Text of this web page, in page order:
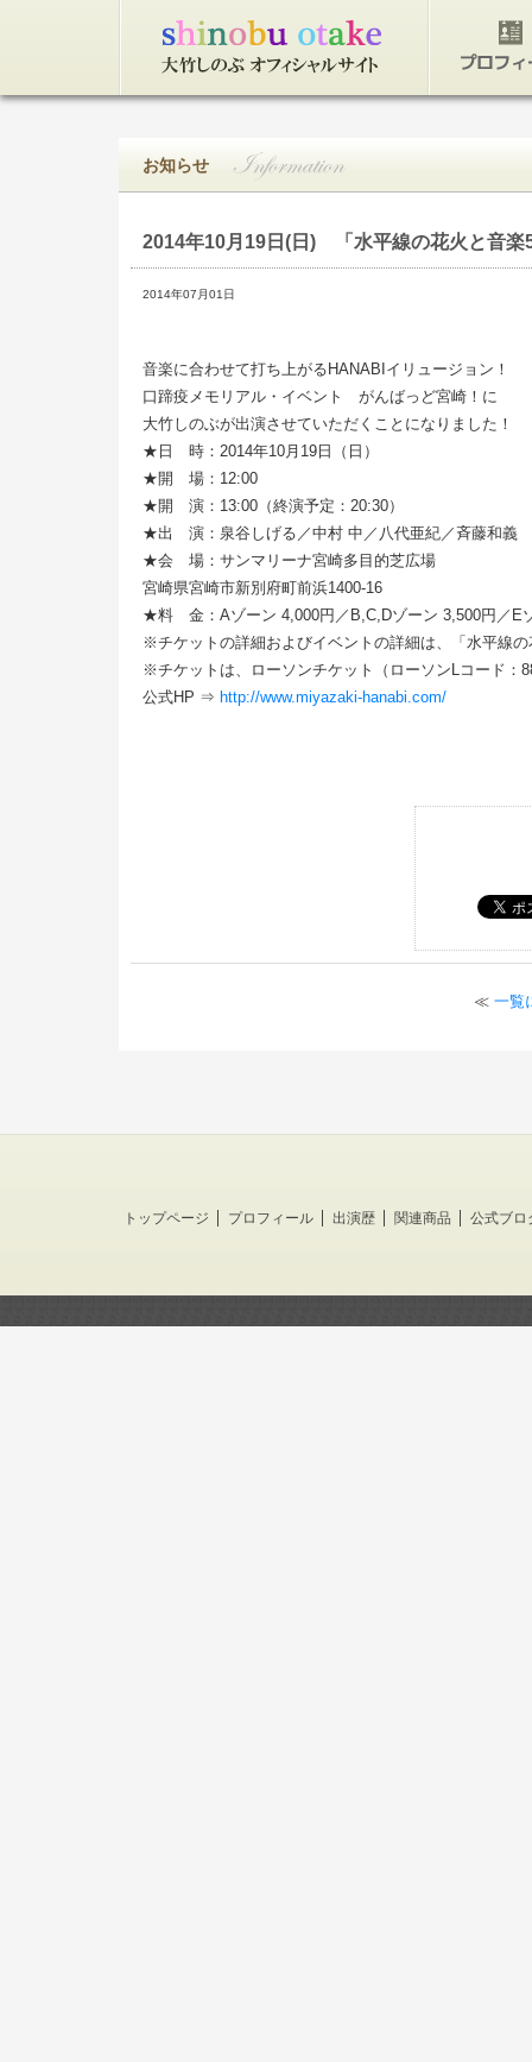
お知らせ
2014年10月19日(日) 「水平線の花火と音楽
2014年07月01日
音楽に合わせて打ち上がるHANABIイリュージョン！
口蹄疫メモリアル・イベント がんばっど宮崎！に
大竹しのぶが出演させていただくことになりました！
★日 時：2014年10月19日（日）
★開 場：12:00
★開 演：13:00（終演予定：20:30）
★出 演：泉谷しげる／中村 中／八代亜紀／斉藤和義
★会 場：サンマリーナ宮崎多目的芝広場
宮崎県宮崎市新別府町前浜1400-16
★料 金：Aゾーン 4,000円／B,C,Dゾーン 3,500円／E
※チケットの詳細およびイベントの詳細は、「水平線
※チケットは、ローソンチケット（ローソンLコード：
公式HP ⇒ http://www.miyazaki-hanabi.com/
≪ 一覧
トップページ プロフィール 出演歴 関連商品 公式ブロ